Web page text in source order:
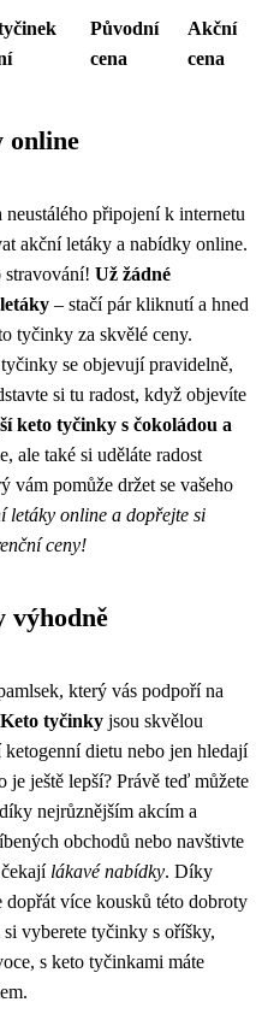
Původní
cena
Akční
cena
online
připojení k internetu
akční letáky a nabídky online.
stravování! Už žádné
– stačí pár kliknutí a hned
tyčinky za skvělé ceny.
se objevují pravidelně,
si tu radost, když objevíte
keto tyčinky s čokoládou a
ale také si uděláte radost
vám pomůže držet se vašeho
letáky online a dopřejte si
ceny!
výhodně
který vás podpoří na
Keto tyčinky jsou skvělou
dietu nebo jen hledají
ještě lepší? Právě teď můžete
díky nejrůznějším akcím a
obchodů nebo navštivte
lákavé nabídky. Díky
dopřát více kousků této dobroty
vyberete tyčinky s oříšky,
s keto tyčinkami máte